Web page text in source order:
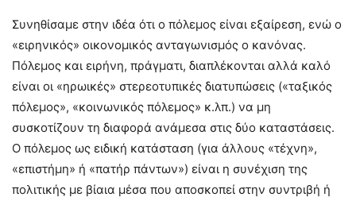
Συνηθίσαμε στην ιδέα ότι ο πόλεμος είναι εξαίρεση, ενώ ο
«ειρηνικός» οικονομικός ανταγωνισμός ο κανόνας.
Πόλεμος και ειρήνη, πράγματι, διαπλέκονται αλλά καλό
είναι οι «ηρωικές» στερεοτυπικές διατυπώσεις («ταξικός
πόλεμος», «κοινωνικός πόλεμος» κ.λπ.) να μη
συσκοτίζουν τη διαφορά ανάμεσα στις δύο καταστάσεις.
Ο πόλεμος ως ειδική κατάσταση (για άλλους «τέχνη»,
«επιστήμη» ή «πατήρ πάντων») είναι η συνέχιση της
πολιτικής με βίαια μέσα που αποσκοπεί στην συντριβή ή